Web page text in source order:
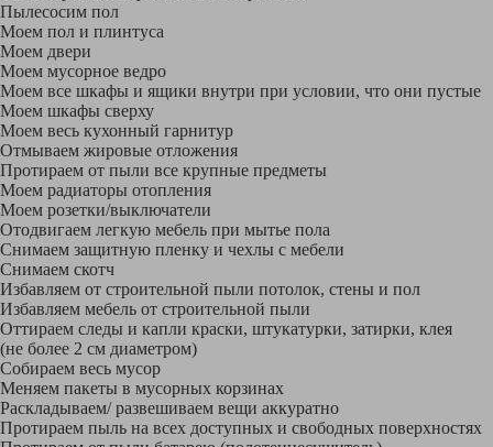
Пылесосим пол
Моем пол и плинтуса
Моем двери
Моем мусорное ведро
Моем все шкафы и ящики внутри при условии, что они пустые
Моем шкафы сверху
Моем весь кухонный гарнитур
Отмываем жировые отложения
Протираем от пыли все крупные предметы
Моем радиаторы отопления
Моем розетки/выключатели
Отодвигаем легкую мебель при мытье пола
Снимаем защитную пленку и чехлы с мебели
Снимаем скотч
Избавляем от строительной пыли потолок, стены и пол
Избавляем мебель от строительной пыли
Оттираем следы и капли краски, штукатурки, затирки, клея
(не более 2 см диаметром)
Собираем весь мусор
Меняем пакеты в мусорных корзинах
Раскладываем/ развешиваем вещи аккуратно
Протираем пыль на всех доступных и свободных поверхностях